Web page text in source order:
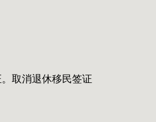
取消退休移民签证